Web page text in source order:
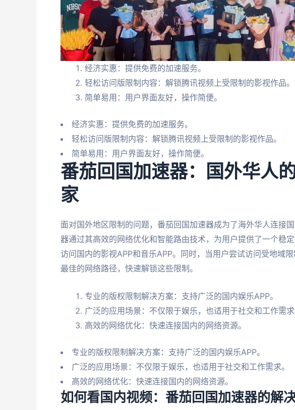
经济实惠：提供免费的加速服务。
轻松访问版限制内容：解锁腾讯视频上受限制的影视作品。
简单易用：用户界面友好，操作简便。
经济实惠：提供免费的加速服务。
轻松访问版限制内容：解锁腾讯视频上受限制的影视作品。
简单易用：用户界面友好，操作简便。
番茄回国加速器：国外华人
家
面对国外地区限制的问题，番茄回国加速器成为了海外华人连接
器通过其高效的网络优化和智能路由技术，为用户提供了一个稳
访问国内的影视APP和音乐APP。同时，当用户尝试访问受地域
最佳的网络路径，快速解锁这些限制。
专业的版权限制解决方案：支持广泛的国内娱乐APP。
广泛的应用场景：不仅限于娱乐，也适用于社交和工作需求
高效的网络优化：快速连接国内的网络资源。
专业的版权限制解决方案：支持广泛的国内娱乐APP。
广泛的应用场景：不仅限于娱乐，也适用于社交和工作需求。
高效的网络优化：快速连接国内的网络资源。
如何看国内视频：番茄回国加速器的解